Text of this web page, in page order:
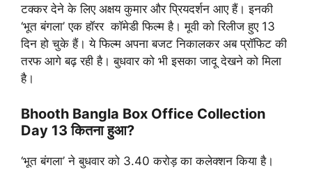
टक्कर देने के लिए अक्षय कुमार और प्रियदर्शन आए हैं। इनकी
‘भूत बंगला’ एक हॉरर कॉमेडी फिल्म है। मूवी को रिलीज हुए 13
दिन हो चुके हैं। ये फिल्म अपना बजट निकालकर अब प्रॉफिट की
तरफ आगे बढ़ रही है। बुधवार को भी इसका जादू देखने को मिला
है।
Bhooth Bangla Box Office Collection
Day 13 कितना हुआ?
‘भूत बंगला’ ने बुधवार को 3.40 करोड़ का कलेक्शन किया है।